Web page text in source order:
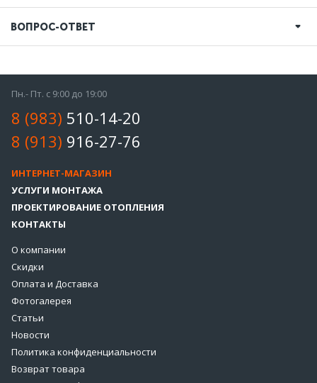
ВОПРОС-ОТВЕТ
Пн.- Пт. с 9:00 до 19:00
8 (983) 510-14-20
8 (913) 916-27-76
ИНТЕРНЕТ-МАГАЗИН
УСЛУГИ МОНТАЖА
ПРОЕКТИРОВАНИЕ ОТОПЛЕНИЯ
КОНТАКТЫ
О компании
Скидки
Оплата и Доставка
Фотогалерея
Статьи
Новости
Политика конфиденциальности
Возврат товара